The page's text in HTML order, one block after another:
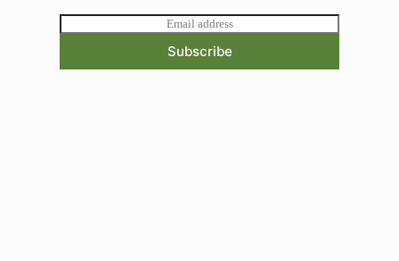
E
m
Subscribe